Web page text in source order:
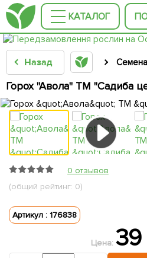
КАТАЛОГ
Назад Семена
Горох "Авола" ТМ "Садиба
0 отзывов
(общий рейтинг: 0)
Артикул : 176838
Цена: 39